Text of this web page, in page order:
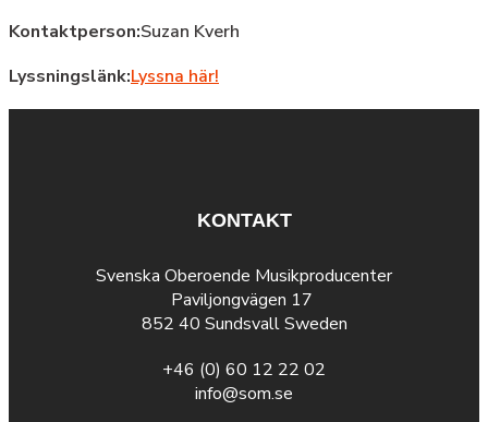
Kontaktperson:Suzan Kverh
Lyssningslänk:Lyssna här!
KONTAKT
Svenska Oberoende Musikproducenter
Paviljongvägen 17
852 40 Sundsvall Sweden
+46 (0) 60 12 22 02
info@som.se